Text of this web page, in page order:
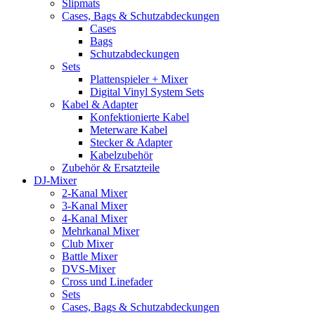
Slipmats
Cases, Bags & Schutzabdeckungen
Cases
Bags
Schutzabdeckungen
Sets
Plattenspieler + Mixer
Digital Vinyl System Sets
Kabel & Adapter
Konfektionierte Kabel
Meterware Kabel
Stecker & Adapter
Kabelzubehör
Zubehör & Ersatzteile
DJ-Mixer
2-Kanal Mixer
3-Kanal Mixer
4-Kanal Mixer
Mehrkanal Mixer
Club Mixer
Battle Mixer
DVS-Mixer
Cross und Linefader
Sets
Cases, Bags & Schutzabdeckungen